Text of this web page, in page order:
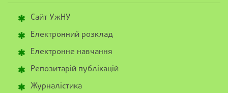
Сайт УжНУ
Електронний розклад
Електронне навчання
Репозитарій публікацій
Журналістика